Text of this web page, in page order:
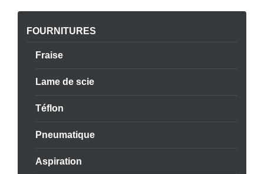
FOURNITURES
Fraise
Lame de scie
Téflon
Pneumatique
Aspiration